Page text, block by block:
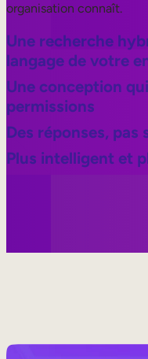
organisation connaît.
Une recherche
langage de votre
Une conception
permissions
Des réponses, pas
Plus intelligent et